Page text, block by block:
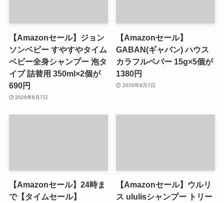
【Amazonセール】ジョン
ソンベビー すやすやタイム
ベビー全身シャンプー 泡タ
イプ 詰替用 350ml×2個が
690円
2026年8月7日
【Amazonセール】
GABAN(ギャバン) ハウス
カラフルペパー 15g×5個が
1380円
2026年8月7日
【Amazonセール】24時ま
で【タイムセール】
【Amazonセール】ウルリ
ス ululisシャンプー トリー